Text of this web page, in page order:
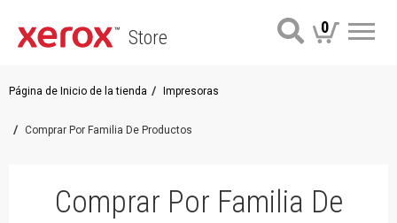
Store 0
Página de Inicio de la tienda Impresoras
Comprar Por Familia De Productos
Comprar Por Familia De